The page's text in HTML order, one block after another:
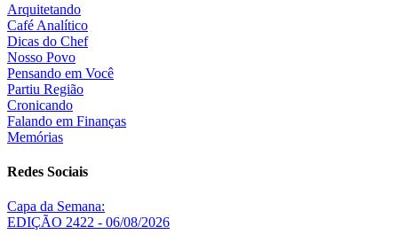
Arquitetando
Café Analítico
Dicas do Chef
Nosso Povo
Pensando em Você
Partiu Região
Cronicando
Falando em Finanças
Memórias
Redes Sociais
Capa da Semana:
EDIÇÃO 2422 - 06/08/2026